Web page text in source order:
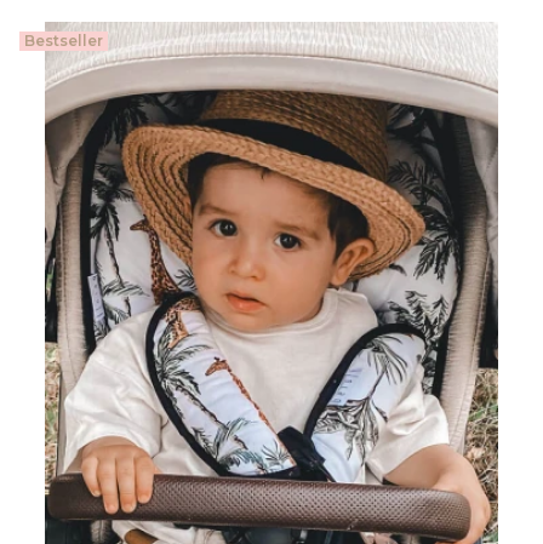
Bestseller